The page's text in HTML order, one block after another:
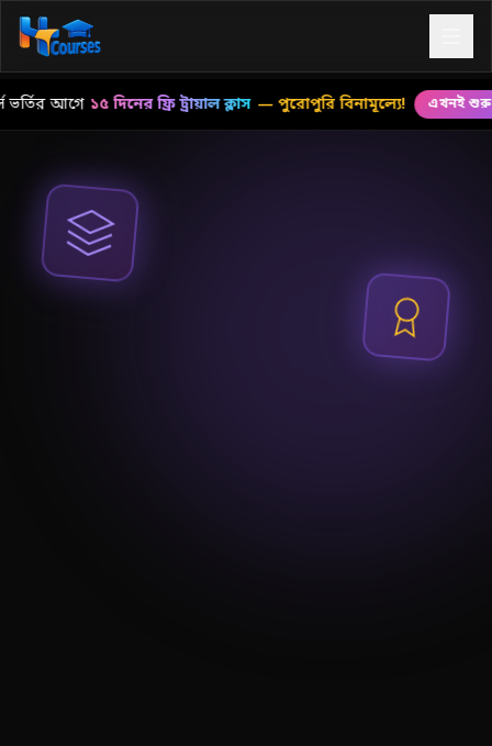
আগে ১৫ দিনের ফ্রি ট্রায়াল ক্লাস — পুরোপুরি বিনামূল্যে! এখনই শুরু